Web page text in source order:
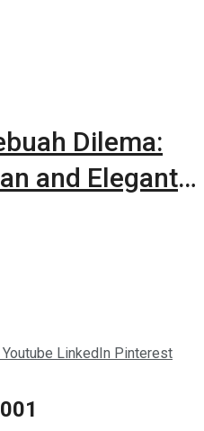
Dilema:
and Elegant
Youtube LinkedIn Pinterest